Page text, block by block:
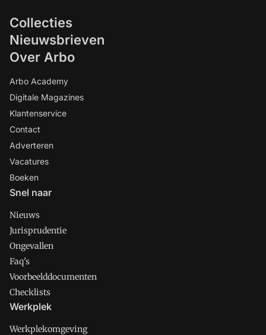
Collecties
Nieuwsbrieven
Over Arbo
Arbo Academy
Digitale Magazines
Klantenservice
Contact
Adverteren
Vacatures
Boeken
Snel naar
Nieuws
Jurisprudentie
Ongevallen
Faq's
Voorbeelddocumenten
Checklists
Werkplek
Werkplekomgeving